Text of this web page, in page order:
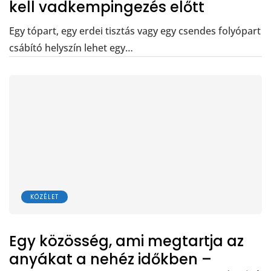
kell vadkempingezés előtt
Egy tópart, egy erdei tisztás vagy egy csendes folyópart
csábító helyszín lehet egy…
KÖZÉLET
Egy közösség, ami megtartja az
anyákat a nehéz időkben –